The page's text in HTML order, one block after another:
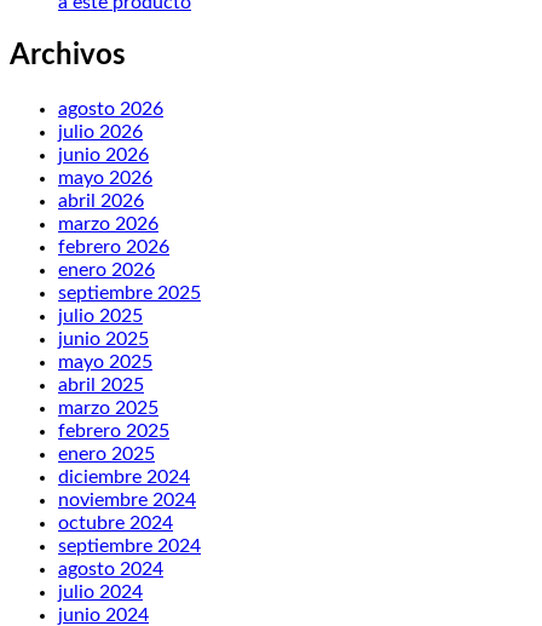
Archivos
agosto 2026
julio 2026
junio 2026
mayo 2026
abril 2026
marzo 2026
febrero 2026
enero 2026
septiembre 2025
julio 2025
junio 2025
mayo 2025
abril 2025
marzo 2025
febrero 2025
enero 2025
diciembre 2024
noviembre 2024
octubre 2024
septiembre 2024
agosto 2024
julio 2024
junio 2024